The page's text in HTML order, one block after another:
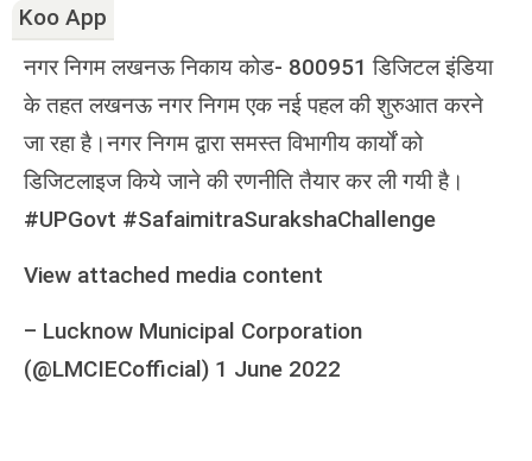
Koo App
नगर निगम लखनऊ निकाय कोड- 800951 डिजिटल इंडिया
के तहत लखनऊ नगर निगम एक नई पहल की शुरुआत करने
जा रहा है।नगर निगम द्वारा समस्त विभागीय कार्यों को
डिजिटलाइज किये जाने की रणनीति तैयार कर ली गयी है।
#UPGovt #SafaimitraSurakshaChallenge
View attached media content
– Lucknow Municipal Corporation
(@LMCIECofficial) 1 June 2022